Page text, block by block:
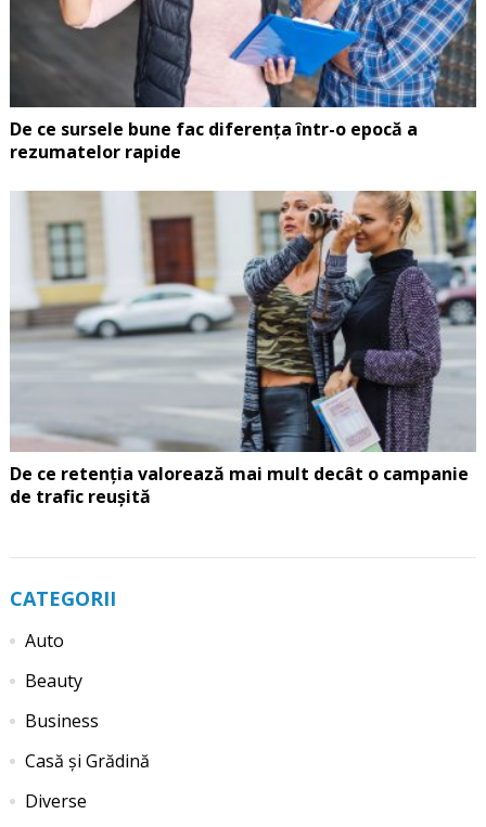
De ce sursele bune fac diferența într-o epocă a
rezumatelor rapide
De ce retenția valorează mai mult decât o campanie
de trafic reușită
CATEGORII
Auto
Beauty
Business
Casă și Grădină
Diverse